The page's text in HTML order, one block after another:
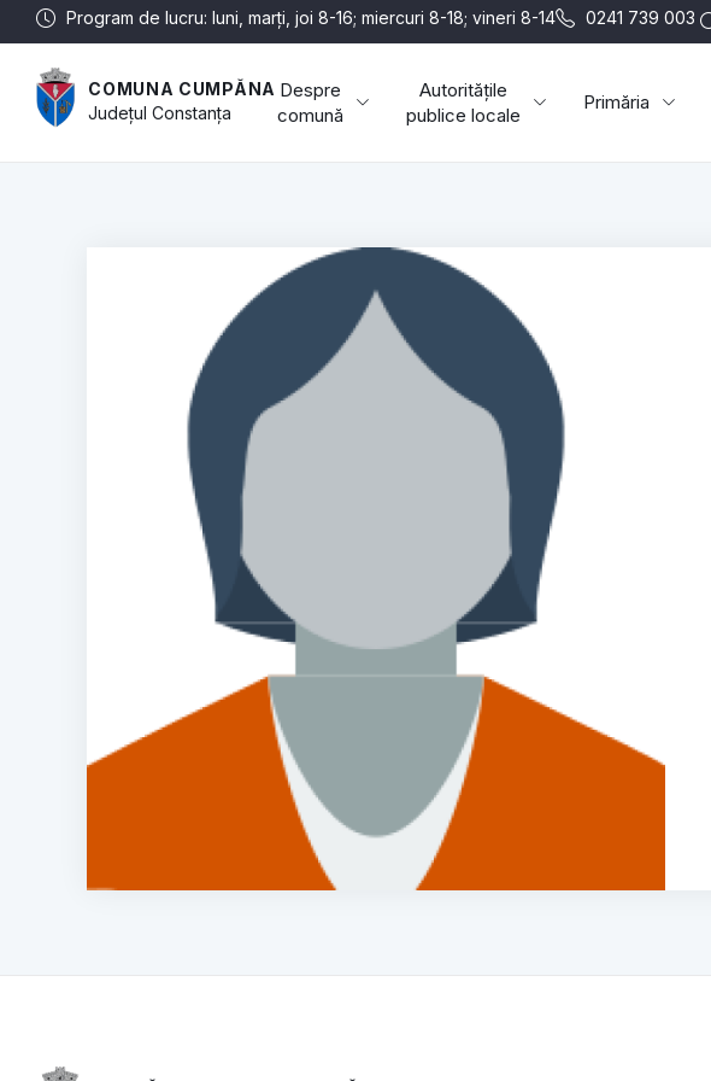
Program de lucru: luni, marți, joi 8-16; miercuri 8-18; vineri 8-14 0241 739 003
COMUNA CUMPĂNA
JudețulConstanța
Despre
comună
Autoritățile
publice locale
Primăria